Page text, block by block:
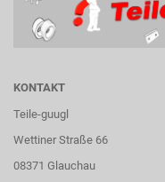
KONTAKT
Teile-guugl
Wettiner Straße 66
08371 Glauchau